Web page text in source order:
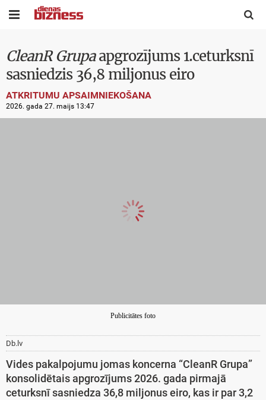
 
CleanR Grupaapgrozījums 1.ceturksnī
sasniedzis 36,8 miljonus eiro
ATKRITUMU APSAIMNIEKOŠANA
2026. gada 27. maijs 13:47
Publicitātes foto
Db.lv
Vides pakalpojumu jomas koncerna “CleanR Grupa”
konsolidētais apgrozījums 2026. gada pirmajā
ceturksnī sasniedza 36,8 miljonus eiro, kas ir par 3,2